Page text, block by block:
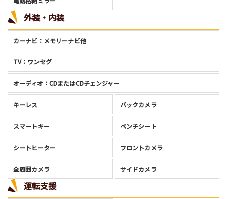
外装・内装
カーナビ：メモリーナビ他
TV：ワンセグ
オーディオ：CDまたはCDチェンジャー
キーレス バックカメラ
スマートキー ベンチシート
シートヒーター フロントカメラ
全周囲カメラ サイドカメラ
運転支援